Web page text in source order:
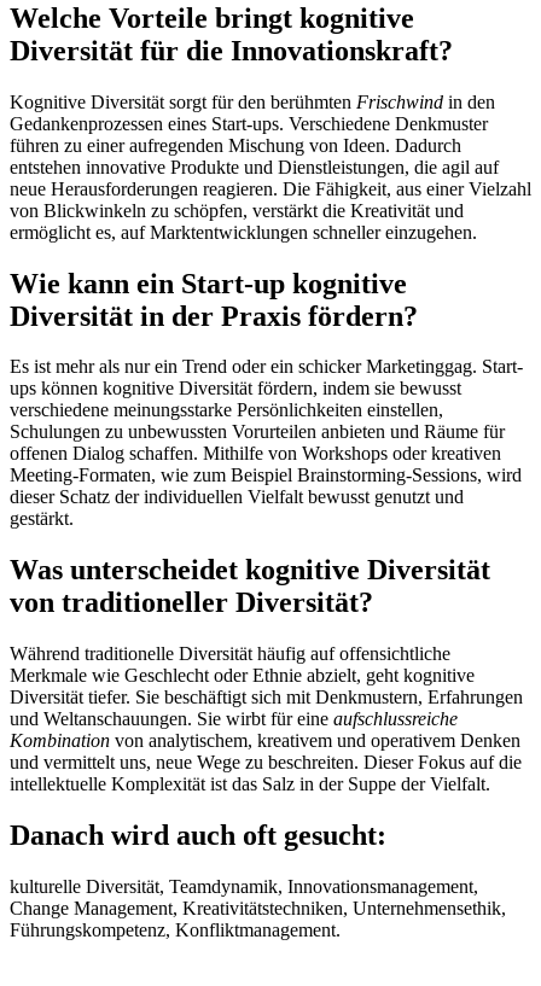
Welche Vorteile bringt kognitive
Diversität für die Innovationskraft?
Kognitive Diversität sorgt für den berühmten Frischwind in den
Gedankenprozessen eines Start-ups. Verschiedene Denkmuster
führen zu einer aufregenden Mischung von Ideen. Dadurch
entstehen innovative Produkte und Dienstleistungen, die agil auf
neue Herausforderungen reagieren. Die Fähigkeit, aus einer Vielzahl
von Blickwinkeln zu schöpfen, verstärkt die Kreativität und
ermöglicht es, auf Marktentwicklungen schneller einzugehen.
Wie kann ein Start-up kognitive
Diversität in der Praxis fördern?
Es ist mehr als nur ein Trend oder ein schicker Marketinggag. Start-
ups können kognitive Diversität fördern, indem sie bewusst
verschiedene meinungsstarke Persönlichkeiten einstellen,
Schulungen zu unbewussten Vorurteilen anbieten und Räume für
offenen Dialog schaffen. Mithilfe von Workshops oder kreativen
Meeting-Formaten, wie zum Beispiel Brainstorming-Sessions, wird
dieser Schatz der individuellen Vielfalt bewusst genutzt und
gestärkt.
Was unterscheidet kognitive Diversität
von traditioneller Diversität?
Während traditionelle Diversität häufig auf offensichtliche
Merkmale wie Geschlecht oder Ethnie abzielt, geht kognitive
Diversität tiefer. Sie beschäftigt sich mit Denkmustern, Erfahrungen
und Weltanschauungen. Sie wirbt für eine aufschlussreiche
Kombination von analytischem, kreativem und operativem Denken
und vermittelt uns, neue Wege zu beschreiten. Dieser Fokus auf die
intellektuelle Komplexität ist das Salz in der Suppe der Vielfalt.
Danach wird auch oft gesucht:
kulturelle Diversität, Teamdynamik, Innovationsmanagement,
Change Management, Kreativitätstechniken, Unternehmensethik,
Führungskompetenz, Konfliktmanagement.